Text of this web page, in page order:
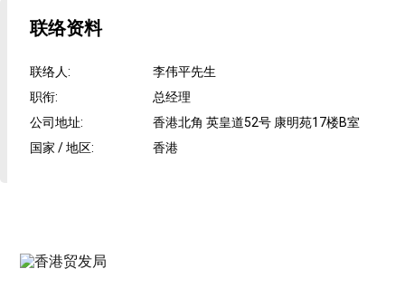
联络资料
联络人:
李伟平先生
职衔:
总经理
公司地址:
香港北角 英皇道52号 康明苑17楼B室
国家 / 地区: 香港